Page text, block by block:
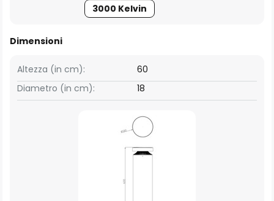
3000 Kelvin
Dimensioni
Altezza (in cm):
60
Diametro (in cm):
18